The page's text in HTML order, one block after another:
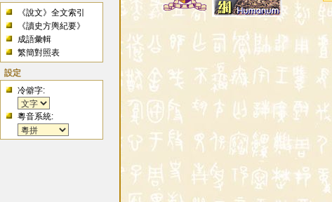
《說文》全文索引
《讀史方輿紀要》
成語彙輯
繁簡對照表
設定
冷僻字:
粵音系統: